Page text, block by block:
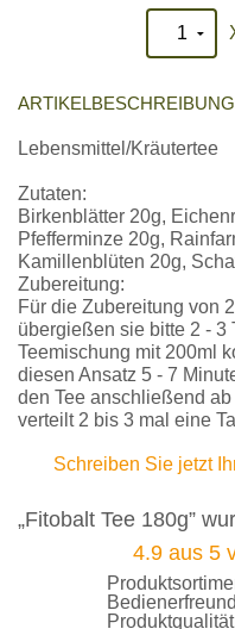
ARTIKELBESCHREIBUNG
Lebensmittel/Kräutertee
Zutaten:
Birkenblätter 20g,
Pfefferminze 20g,
Kamillenblüten 20g,
Zubereitung:
Für die Zubereitung von
übergießen sie bitte 2 - 3
Teemischung mit 200ml
diesen Ansatz 5 - 7
den Tee anschließend
verteilt 2 bis 3 mal eine
Schreiben Sie jetzt
„Fitobalt Tee 180g”
4.9 aus 5
Produktqualität